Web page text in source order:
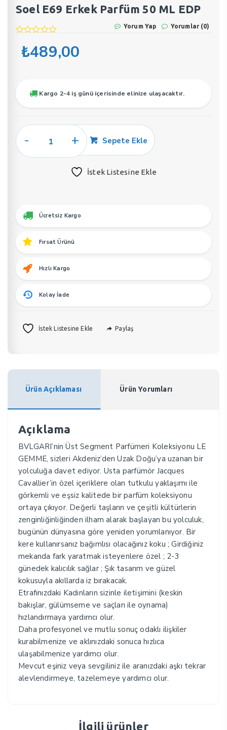
Soel E69 Erkek Parfüm 50 ML EDP
Yorum Yap Yorumlar (0)
₺489,00
Kargo 2-4 iş günü içerisinde elinize ulaşacaktır.
Soel
EDP
Sepete Ekle
İstek Listesine Ekle
Ücretsiz Kargo
Fırsat Ürünü
Hızlı Kargo
Kolay İade
İstek Listesine Ekle Paylaş
Ürün Açıklaması Ürün Yorumları
Açıklama
BVLGARI’nin Üst Segment Parfümeri Koleksiyonu LE
GEMME, sizleri Akdeniz’den Uzak Doğu’ya uzanan bir
yolculuğa davet ediyor. Usta parfümör Jacques
Cavallier’in özel içeriklere olan tutkulu yaklaşımı ile
görkemli ve eşsiz kalitede bir parfüm koleksiyonu
ortaya çıkıyor. Değerli taşların ve çeşitli kültürlerin
zenginliğinliğinden ilham alarak başlayan bu yolculuk,
bugünün dünyasına göre yeniden yorumlanıyor. Bir
kere kullanırsanız bağımlısı olacağınız koku ; Girdiğiniz
mekanda fark yaratmak isteyenlere özel ; 2-3
günedek kalıcılık sağlar ; Şık tasarım ve güzel
kokusuyla akıllarda iz bırakacak.
Etrafınızdaki Kadınların sizinle iletişimini (keskin
bakışlar, gülümseme ve saçları ile oynama)
hızlandırmaya yardımcı olur.
Daha profesyonel ve mutlu sonuç odaklı ilişkiler
kurabilmenize ve aklınızdaki sonuca hızlıca
ulaşabilmenize yardımcı olur.
Mevcut eşiniz veya sevgiliniz ile aranızdaki aşkı tekrar
alevlendirmeye, tazelemeye yardımcı olur.
İlgili ürünler